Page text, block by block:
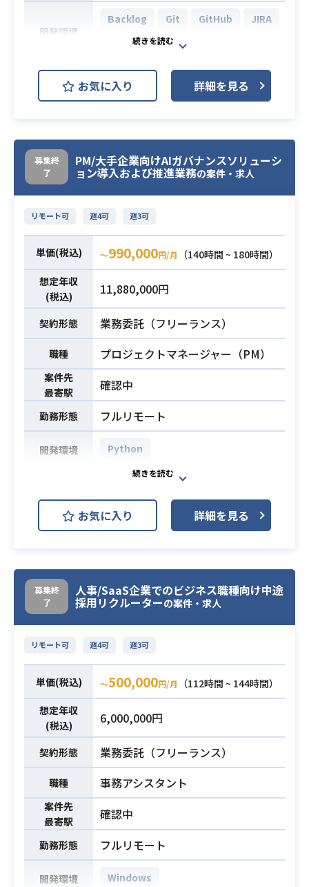
理画面のデザイン
2. プロダクト制作（Figma）
• 構造設計： 情報設計（IA）に基づ
• ビジュアルデザイン： デザインシ
ステムに準拠した、実装レベルのハ
ロトタイプの作成
必須スキル
• BtoB SaaSまたは業務システムのU
I/UX設計経験 5年以上
• Figmaでの情報設計、ワイヤーフレ
ーム、UI、プロトタイプ作成経験
• 複数ステータス・承認・履歴管理を
含む業務画面の設計経験
開発環境
Backlog Git GitHub
JIRA
Slack
Figma
学校教育現場向けプロダクト開発に
おいて、PdMの方針に基づきプロジ
管理（ガントチャート運用）、要件
定義（小規模機能改善）、チケット
起票・管理（Jira／Backlog）、スク
ラムイベントのファシリテーショ
ン、エンジニア・デザイナーとの仕
様調整、
議事録作成やドキュメント整備な
ど、開発チームが円滑に動くための
業務はありませんが、技術的理解を
もとに開発チームとの橋渡しを行っ
ていただきます。
◾️工程
・PMO・進行管理・要件定義（小規
模）がメインとなります。
PdMが決定した方針に基づき、開発
チームがスムーズに動けるよう実務
レベルの調整・管理を一貫して担当
いただきます。
・プロジェクトマネジメント・進行
管理（PMO業務）：7割
れませんが、エンジニアと対等に話
せる技術的理解が必要です。
ご依頼タスク
・開発・リリーススケジュールの策
定と進捗管理（ガントチャート等の
運用）
・小規模な機能改善における要件定
義・実装仕様の整理
・スクラムイベント（朝会、振り返
り等）のファシリテーション
・開発チケット（Jira/Backlog等）
の管理・棚卸し
・PdMのサポート業務全般（会議調
整、議事録作成、各種ドキュメント
整備）
・デザイナー（Figma）やエンジニ
アとの実装可否に関する調整
お気に入り 詳細を見る
募集終
了
PM/大手企業向けAIガバナンスソリューシ
ョン導入および推進業務の案件・求人
リモート可 週4可 週3可
単価(税込) 〜990,000円/月
（140時間 ~ 180時間）
想定年収
(税込)
11,880,000円
契約形態 業務委託（フリーランス）
職種 プロジェクトマネージャー（PM）
案件先
最寄駅
確認中
勤務形態 フルリモート
開発環境 Python
業務内容
大手企業向けAI活用におけるガバナ
ンス領域の自社ソリューション導
入・推進を担当します。
経営戦略や顧客課題を構造化し、法
ながら、導入支援およびカスタマイ
ズ開発のPM業務を遂行します。
【仕事内容】
下記の業務を担っていただく想定で
す。
・導入後のカスタマイズ開発におけ
業務
・経営層から現場担当者までのステ
ークホルダーに対する提案・折衝
・AI活用のためのガバナンス戦略構
築支援
※詳細は面談時にお伝えします。
・何らかの言語を用いた開発経験、
およびPM経験
・AIツール（Cursor, Claude, ChatG
お気に入り 詳細を見る
募集終
了
人事/SaaS企業でのビジネス職種向け中途
採用リクルーターの案件・求人
リモート可 週4可 週3可
単価(税込) 〜500,000円/月
（112時間 ~ 144時間）
想定年収
(税込)
6,000,000円
契約形態 業務委託（フリーランス）
職種 事務アシスタント
案件先
最寄駅
確認中
勤務形態 フルリモート
開発環境 Windows